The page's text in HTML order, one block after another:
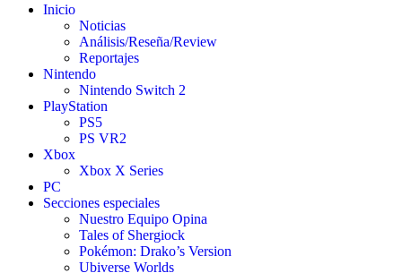
Inicio
Noticias
Análisis/Reseña/Review
Reportajes
Nintendo
Nintendo Switch 2
PlayStation
PS5
PS VR2
Xbox
Xbox X Series
PC
Secciones especiales
Nuestro Equipo Opina
Tales of Shergiock
Pokémon: Drako’s Version
Ubiverse Worlds